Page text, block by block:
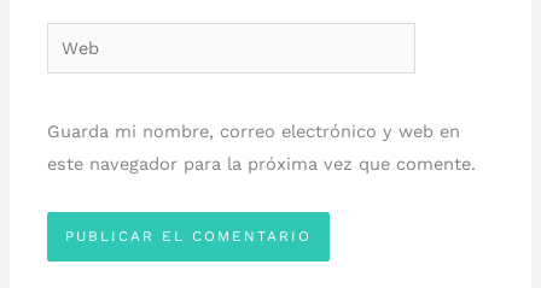
Web
Guarda mi nombre, correo electrónico y web en
este navegador para la próxima vez que comente.